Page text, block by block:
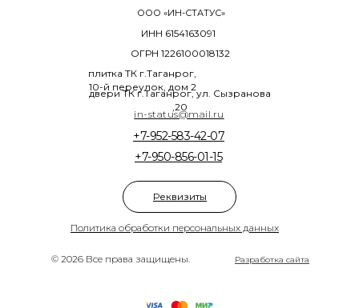
© 2026 Все права защищены.
Политика обработки персональных данных
+7-950-856-01-15
+7-952-583-42-07
ООО «ИН-СТАТУС»
плитка ТК г.Таганрог,
10-й переулок, дом 2
двери ТК г.Таганрог, ул. Сызранова
,20
ОГРН 1226100018132
ИНН 6154163091
Разработка сайта
in-status@mail.ru
Реквизиты